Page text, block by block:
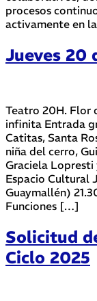
procesos
activamente en
Jueves 20
Teatro 20H. Flor
infinita Entrada
Catitas, Santa
niña del cerro,
Graciela Lopresti
Espacio Cultural
Guaymallén)
Funciones […]
Solicitud
Ciclo 2025